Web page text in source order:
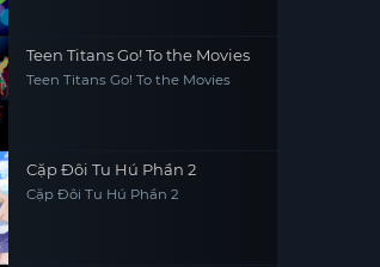
Teen Titans Go! To the Movies
Teen Titans Go! To the Movies
Cặp Đôi Tu Hú Phần 2
Cặp Đôi Tu Hú Phần 2